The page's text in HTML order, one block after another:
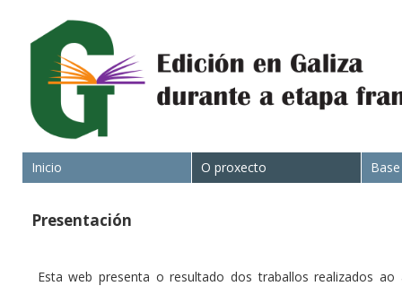
Inicio O proxecto
Presentación
Esta web presenta o resultado dos traballos realizados